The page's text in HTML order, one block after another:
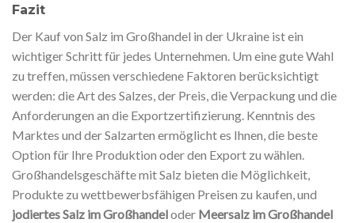
Fazit
Der Kauf von Salz im Großhandel in der Ukraine ist ein
wichtiger Schritt für jedes Unternehmen. Um eine gute Wahl
zu treffen, müssen verschiedene Faktoren berücksichtigt
werden: die Art des Salzes, der Preis, die Verpackung und die
Anforderungen an die Exportzertifizierung. Kenntnis des
Marktes und der Salzarten ermöglicht es Ihnen, die beste
Option für Ihre Produktion oder den Export zu wählen.
Großhandelsgeschäfte mit Salz bieten die Möglichkeit,
Produkte zu wettbewerbsfähigen Preisen zu kaufen, und
jodiertes Salz im Großhandeloder Meersalz im Großhandel